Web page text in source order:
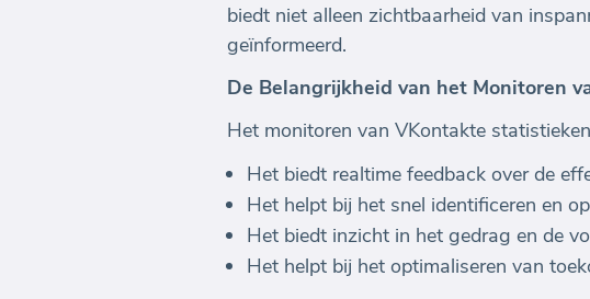
biedt niet alleen zichtbaarheid van
geïnformeerd.
De Belangrijkheid van het Monitoren
Het monitoren van VKontakte
Het biedt realtime feedback over de
Het helpt bij het snel identificeren en
Het biedt inzicht in het gedrag en de
Het helpt bij het optimaliseren van